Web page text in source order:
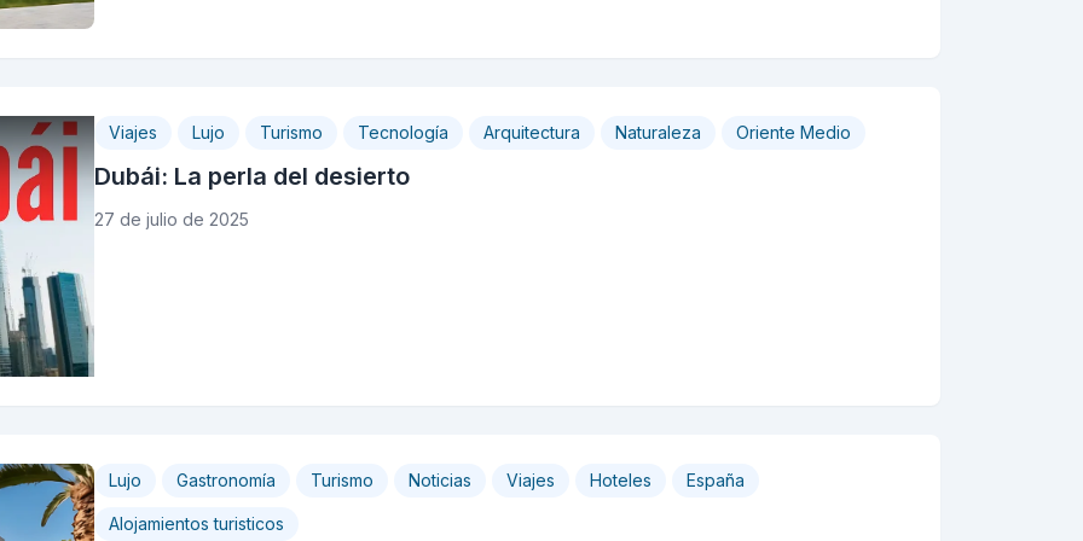
Viajes Lujo Turismo Tecnología Arquitectura Naturaleza Oriente Medio
Dubái: La perla del desierto
27 de julio de 2025
Lujo Gastronomía Turismo Noticias Viajes Hoteles España
Alojamientos turisticos